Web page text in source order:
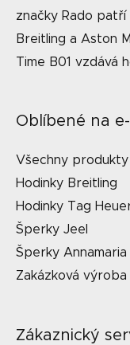
značky Rado
Breitling a Aston
Time B01 vzdává
Oblíbené na
Všechny produkty
Hodinky Breitling
Hodinky Tag
Šperky Jeel
Šperky Annamaria
Zakázková výroba
Zákaznický